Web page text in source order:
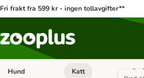
Fri frakt fra 599 kr - ingen tollavgifter**
Hund Åpne kategorimeny: Hund
Katt Åpne